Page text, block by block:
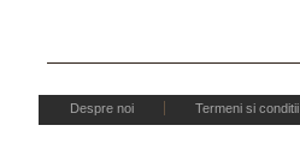
Despre noi Termeni si conditii